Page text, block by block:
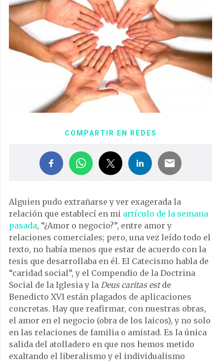
COMPARTIR EN REDES
Alguien pudo extrañarse y ver exagerada la
relación que establecí en mi artículo de la semana
pasada, “¿Amor o negocio?”, entre amor y
relaciones comerciales; pero, una vez leído todo el
texto, no había menos que estar de acuerdo con la
tesis que desarrollaba en él. El Catecismo habla de
“caridad social”, y el Compendio de la Doctrina
Social de la Iglesia y la Deus caritas estde
Benedicto XVI están plagados de aplicaciones
concretas. Hay que reafirmar, con nuestras obras,
el amor en el negocio (obra de los laicos), y no solo
en las relaciones de familia o amistad. Es la única
salida del atolladero en que nos hemos metido
exaltando el liberalismo y el individualismo